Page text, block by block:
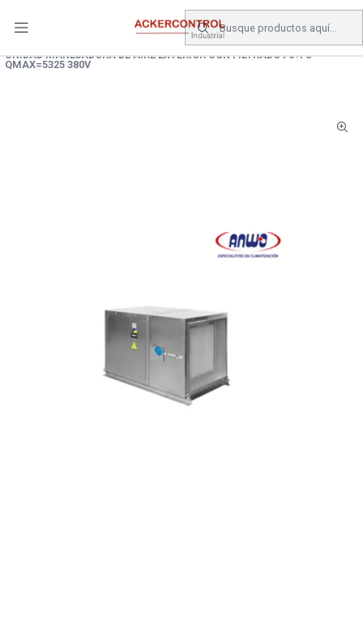
Climatizacion
AIRE ACONDICIONADO
UNIDAD MANEJADORA DE AIRE EXTERIOR CON FILTRADO F6+F8
QMAX=5325 380V